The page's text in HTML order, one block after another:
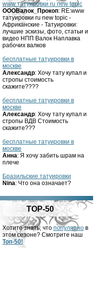
www татуировки ru new topic
OOOВалок_Прокоп: RE:www
татуировки ru new topic -
Африканские - Татуировки:
лучшие эскизы, фото, статьи и
видео НПП Валок Наплавка
рабочих валков
бесплатные татуировки в
москве
Александр: Хочу тату купал и
стропы стоимость
скажите????
бесплатные татуировки в
москве
Александр: Хочу тату купал и
стропы ВДВ Стоимость
скажите???
бесплатные татуировки в
москве
Анна: Я хочу забить шрам на
плече
Бразильские татуировки
Nina: Что она означает?
TOP-50
Хотите знать, что популярно в
этом сезоне? Смотрите наш
Топ-50!